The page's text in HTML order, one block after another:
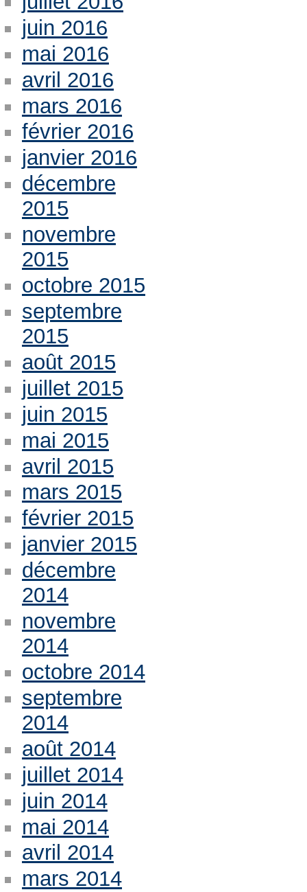
juin 2016
mai 2016
avril 2016
mars 2016
février 2016
janvier 2016
décembre
2015
novembre
2015
octobre 2015
septembre
2015
août 2015
juillet 2015
juin 2015
mai 2015
avril 2015
mars 2015
février 2015
janvier 2015
décembre
2014
novembre
2014
octobre 2014
septembre
2014
août 2014
juillet 2014
juin 2014
mai 2014
avril 2014
mars 2014